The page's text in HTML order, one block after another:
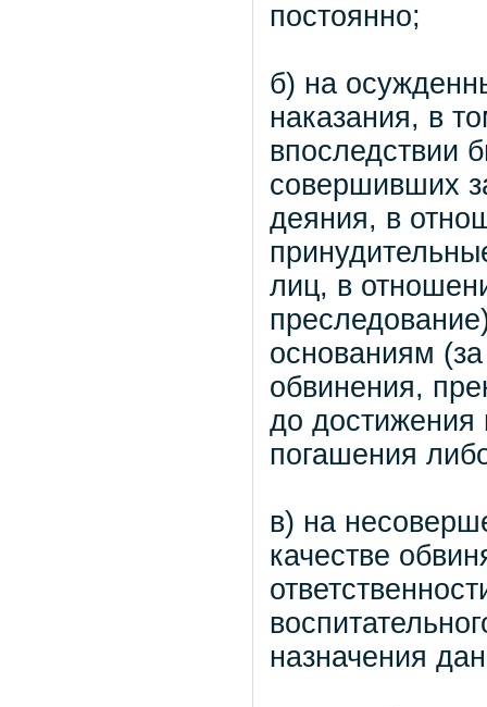
постоянно;
б) на
наказания, в
впоследствии
совершивших
деяния, в
лиц, в
основаниям
обвинения,
до достижения
погашения
в) на
качестве
назначения